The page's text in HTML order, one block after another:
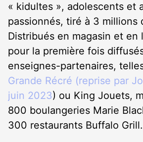
« kidultes », adolescents et
passionnés, tiré à 3 millions
Distribués en magasin et en
pour la première fois
enseignes-partenaires,
Grande Récré (reprise par
juin 2023) ou King Jouets,
800 boulangeries Marie
300 restaurants Buffalo Grill.